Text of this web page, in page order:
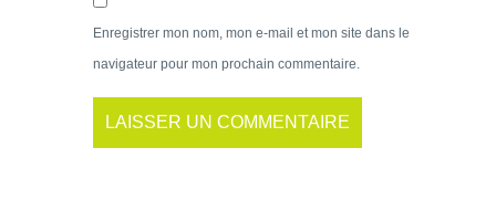
Enregistrer mon nom, mon e-mail et mon site dans le
navigateur pour mon prochain commentaire.